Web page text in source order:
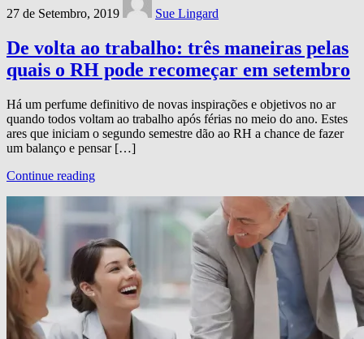
27 de Setembro, 2019 Sue Lingard
De volta ao trabalho: três maneiras pelas
quais o RH pode recomeçar em setembro
Há um perfume definitivo de novas inspirações e objetivos no ar
quando todos voltam ao trabalho após férias no meio do ano. Estes
ares que iniciam o segundo semestre dão ao RH a chance de fazer
um balanço e pensar […]
Continue reading